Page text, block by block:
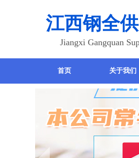
江西钢全
Jiangxi Gangquan
首页 关于我们